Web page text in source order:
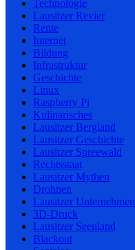
Technologie
Lausitzer Revier
Rente
Internet
Bildung
Infrastruktur
Geschichte
Linux
Raspberry Pi
Kulinarisches
Lausitzer Bergland
Lausitzer Geschichte
Lausitzer Spreewald
Rechtsstaat
Lausitzer Mythen
Drohnen
Lausitzer Unternehmen
3D-Druck
Lausitzer Seenland
Blackout